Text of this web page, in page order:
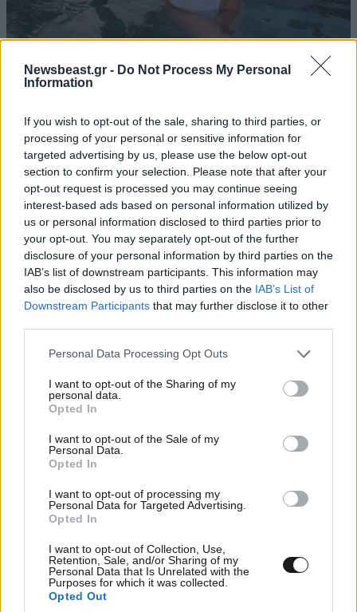
Newsbeast.gr - Do Not Process My Personal
Information
If you wish to opt-out of the sale, sharing to third parties, or
processing of your personal or sensitive information for
targeted advertising by us, please use the below opt-out
section to confirm your selection. Please note that after your
opt-out request is processed you may continue seeing
interest-based ads based on personal information utilized by
us or personal information disclosed to third parties prior to
your opt-out. You may separately opt-out of the further
disclosure of your personal information by third parties on the
IAB’s list of downstream participants. This information may
also be disclosed by us to third parties on the IAB’s List of
Downstream Participants that may further disclose it to other
Please note that this website/app uses one or more Google
not limited to your visit or usage behaviour. You may click to
grant or deny consent to Google and its third-party tags to
use your data for below specified purposes in below Google
consent section.
Personal Data Processing Opt Outs
I want to opt-out of the Sharing of my
personal data.
Opted In
I want to opt-out of the Sale of my
Personal Data.
Opted In
I want to opt-out of processing my
Personal Data for Targeted Advertising.
Opted In
I want to opt-out of Collection, Use,
Retention, Sale, and/or Sharing of my
Personal Data that Is Unrelated with the
Purposes for which it was collected.
Opted Out
Στο νοσοκομείο η Ιωάννα Τούνη: «Τι μάτι πρέπει
να έχω φάει…»
Περικλής Κονδυλάτος: Οι πρώτες φωτογραφίες
Ακολουθήστε το NEWSBEAST
Google News
και μάθετε πρώτοι όλες τις ειδήσεις